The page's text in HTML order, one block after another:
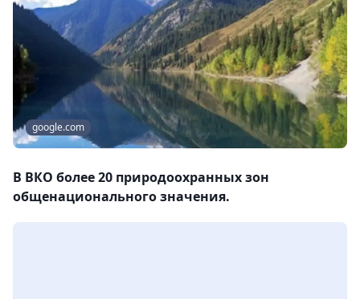
google.com
В ВКО более 20 природоохранных зон
общенационального значения.